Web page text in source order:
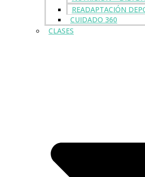
READAPTACIÓN
CUIDADO 360
CLASES